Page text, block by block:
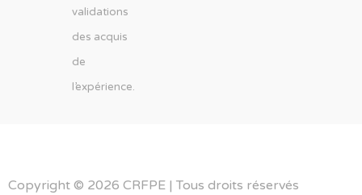
validations
des acquis
de
l’expérience.
Copyright © 2026 CRFPE | Tous droits réservés